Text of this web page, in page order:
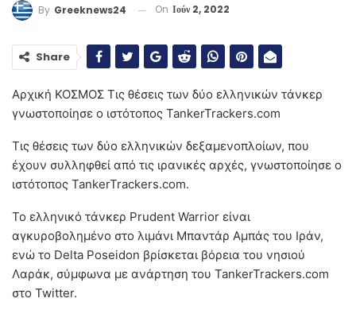
By Greeknews24 On Ιούν 2, 2022
Share
Αρχική ΚΟΣΜΟΣ Τις θέσεις των δύο ελληνικών τάνκερ
γνωστοποίησε ο ιστότοπος TankerTrackers.com
Τις θέσεις των δύο ελληνικών δεξαμενοπλοίων, που
έχουν συλληφθεί από τις ιρανικές αρχές, γνωστοποίησε ο
ιστότοπος TankerTrackers.com.
Το ελληνικό τάνκερ Prudent Warrior είναι
αγκυροβολημένο στο λιμάνι Μπαντάρ Αμπάς του Ιράν,
ενώ το Delta Poseidon βρίσκεται βόρεια του νησιού
Λαράκ, σύμφωνα με ανάρτηση του TankerTrackers.com
στο Twitter.